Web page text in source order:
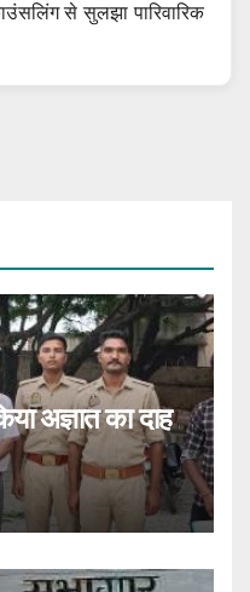
से सुलझा पारिवारिक
अज्ञात का दाह